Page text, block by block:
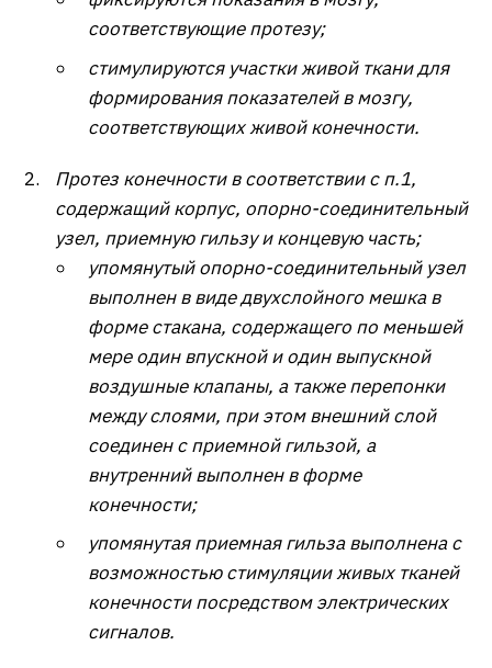
соответствующие протезу;
стимулируются участки живой ткани для
формирования показателей в мозгу,
соответствующих живой конечности.
Протез конечности в соответствии с п.1,
содержащий корпус, опорно-соединительный
узел, приемную гильзу и концевую часть;
упомянутый опорно-соединительный узел
выполнен в виде двухслойного мешка в
форме стакана, содержащего по меньшей
мере один впускной и один выпускной
воздушные клапаны, а также перепонки
между слоями, при этом внешний слой
соединен с приемной гильзой, а
внутренний выполнен в форме
конечности;
упомянутая приемная гильза выполнена с
возможностью стимуляции живых тканей
конечности посредством электрических
сигналов.